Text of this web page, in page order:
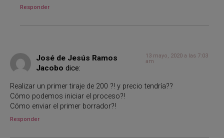
Responder
José de Jesús Ramos
Jacobo dice:
13 mayo, 2020 a las 7:03
am
Realizar un primer tiraje de 200 ?! y precio tendría??
Cómo podemos iniciar el proceso?!
Cómo enviar el primer borrador?!
Responder